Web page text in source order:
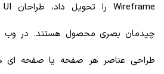
چیدمان بصری محصول هستند. در وب
طراحی عناصر هر صفحه یا صفحه ای